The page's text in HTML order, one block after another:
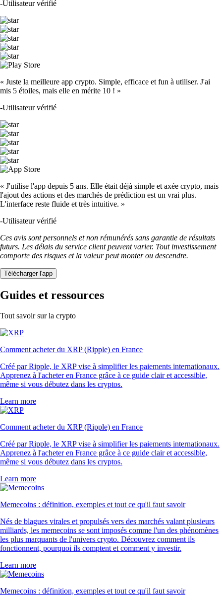
-Utilisateur vérifié
« Juste la meilleure app crypto. Simple, efficace et fun à utiliser. J'ai
mis 5 étoiles, mais elle en mérite 10 ! »
-Utilisateur vérifié
« J'utilise l'app depuis 5 ans. Elle était déjà simple et axée crypto, mais
l'ajout des actions et des marchés de prédiction est un vrai plus.
L'interface reste fluide et très intuitive. »
-Utilisateur vérifié
Ces avis sont personnels et non rémunérés sans garantie de résultats
futurs. Les délais du service client peuvent varier. Tout investissement
comporte des risques et la valeur peut monter ou descendre.
Télécharger l'app
Guides et ressources
Tout savoir sur la crypto
Comment acheter du XRP (Ripple) en France
Créé par Ripple, le XRP vise à simplifier les paiements internationaux.
Apprenez à l'acheter en France grâce à ce guide clair et accessible,
même si vous débutez dans les cryptos.
Learn more
Comment acheter du XRP (Ripple) en France
Créé par Ripple, le XRP vise à simplifier les paiements internationaux.
Apprenez à l'acheter en France grâce à ce guide clair et accessible,
même si vous débutez dans les cryptos.
Learn more
Memecoins : définition, exemples et tout ce qu'il faut savoir
Nés de blagues virales et propulsés vers des marchés valant plusieurs
milliards, les memecoins se sont imposés comme l'un des phénomènes
les plus marquants de l'univers crypto. Découvrez comment ils
fonctionnent, pourquoi ils comptent et comment y investir.
Learn more
Memecoins : définition, exemples et tout ce qu'il faut savoir